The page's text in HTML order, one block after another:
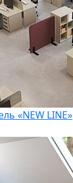
«NEW LINE»